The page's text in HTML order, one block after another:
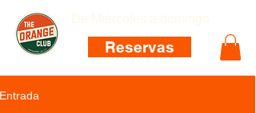
De Miércoles a domingo
Reservas
Entrada